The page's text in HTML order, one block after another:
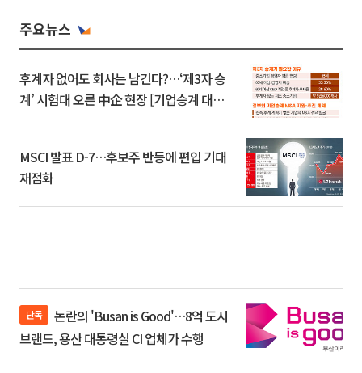
주요뉴스
후계자 없어도 회사는 남긴다?…‘제3자 승
계’ 시험대 오른 中企 현장 [기업승계 대전
MSCI 발표 D-7…후보주 반등에 편입 기대
재점화
단독
브랜드, 용산 대통령실 CI 업체가 수행